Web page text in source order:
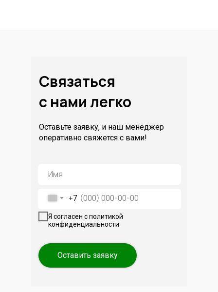
Связаться
с нами легко
Оставьте заявку, и наш менеджер
оперативно свяжется с вами!
+7
Я согласен с политикой
конфиденциальности
Оставить заявку